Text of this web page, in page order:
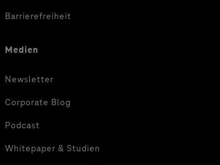
Barrierefreiheit
Medien
Newsletter
Corporate Blog
Podcast
Whitepaper & Studien